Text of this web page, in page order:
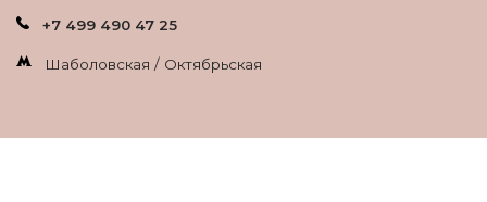
+7 499 490 47 25
Шаболовская / Октябрьская